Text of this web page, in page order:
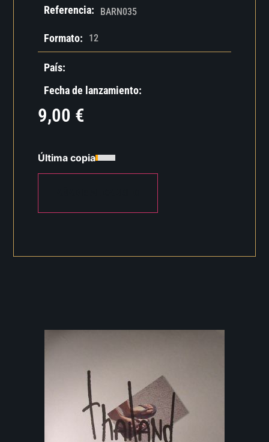
Referencia: BARN035
Formato: 12
País:
Fecha de lanzamiento:
9,00 €
Última copia